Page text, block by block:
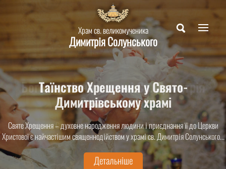
Храм св. великомученика
Димитрія Солунського
Таїнство Хрещення у Свято-
Димитрівському храмі
Святе Хрещення – духовне народження людини і приєднання її до Церкви
Христової є найчастішим священнодійством у храмі св. Димитрія Солунського...
Детальніше